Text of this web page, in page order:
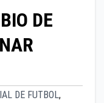
DE
DE FUTBOL,